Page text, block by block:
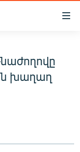
խաղաղ